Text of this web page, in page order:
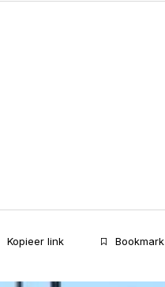
Kopieer link Bookmark